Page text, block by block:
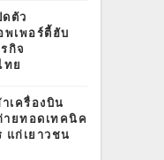
ตัว
เพอร์ตี้ฮับ
กิจ
ทย
เครื่องบิน
ายทอดเทคนิค
แก่เยาวชน